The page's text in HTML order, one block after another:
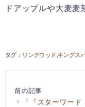
ドアップルや大麦麦
リンクウッド キングス
前の記事
「『スターワー